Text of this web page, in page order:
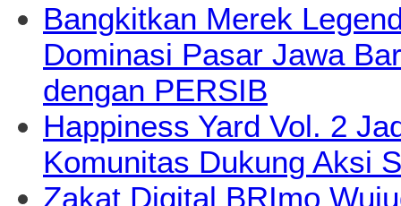
Bangkitkan Merek
Dominasi Pasar Jawa
dengan PERSIB
Happiness Yard Vol. 2
Komunitas Dukung Aksi
Zakat Digital BRImo